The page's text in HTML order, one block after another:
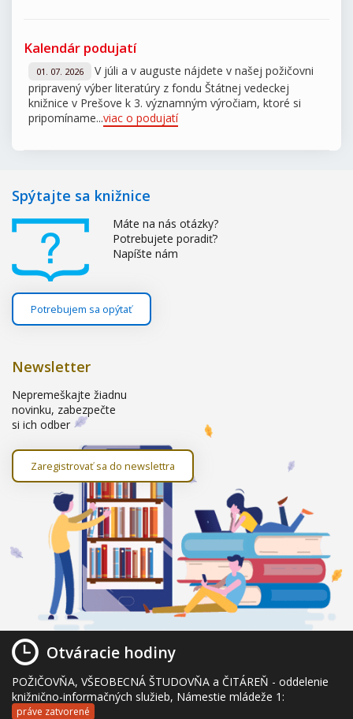
Kalendár podujatí
01. 07. 2026
V júli a v auguste nájdete v našej požičovni
pripravený výber literatúry z fondu Štátnej vedeckej
knižnice v Prešove k 3. významným výročiam, ktoré si
pripomíname...viac o podujatí
Spýtajte sa knižnice
Máte na nás otázky?
Potrebujete poradiť?
Napíšte nám
Potrebujem sa opýtať
Newsletter
Nepremeškajte žiadnu
novinku, zabezpečte
si ich odber
Zaregistrovať sa do newslettra
Otváracie hodiny
POŽIČOVŇA, VŠEOBECNÁ ŠTUDOVŇA a ČITÁREŇ - oddelenie
knižnično-informačných služieb, Námestie mládeže 1:
práve zatvorené